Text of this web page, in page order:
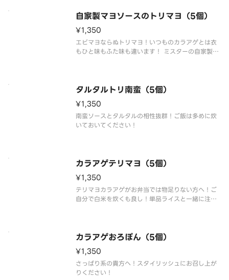
自家製マヨソースのトリマヨ（5個）
¥1,350
エビマヨならぬトリマヨ！いつものカラアゲとは衣
もひと味もふた味も違います！ ミスターの自家製マ
タルタルトリ南蛮（5個）
¥1,350
南蛮ソースとタルタルの相性抜群！ご飯は多めに炊
いておいてください！
カラアゲテリマヨ（5個）
¥1,350
テリマヨカラアゲがお弁当では物足りない方へ！ご
自分で白米を炊くも良し！単品ライスと一緒に注文
カラアゲおろぽん（5個）
¥1,350
さっぱり系の貴方へ！スタイリッシュにお召し上が
りください！